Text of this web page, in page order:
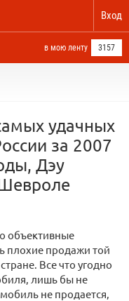
Вход
в мою ленту 3157
удачных
за 2007
Дэу
объективные
плохие продажи той
Все что угодно
лишь бы не
не продается,